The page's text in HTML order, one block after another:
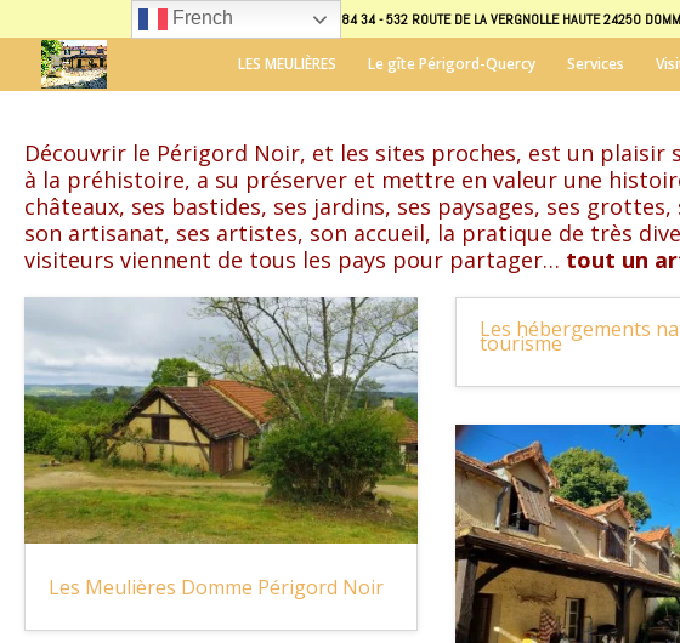
07 70 40 87 31 - 07 70 38 84 34 - 532 ROUTE DE LA VERGNOLLE HAUTE 24250
LES MEULIÈRES Le gîte Périgord-Quercy Services
Découvrir le Périgord Noir, et les sites proches, est un
à la préhistoire, a su préserver et mettre en valeur une
châteaux, ses bastides, ses jardins, ses paysages, ses
son artisanat, ses artistes, son accueil, la pratique de très
visiteurs viennent de tous les pays pour partager… tout un
Les Meulières Domme Périgord Noir
Les hébergements
tourisme
French